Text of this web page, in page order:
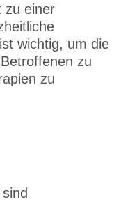
zu einer
wichtig, um die
zu
zu